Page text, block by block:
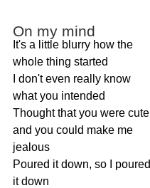
On my mind
It's a little blurry how the
whole thing started
don't even really know
what you intended
Thought that you were cute
and you could make me
jealous
Poured it down, so
poured
it down